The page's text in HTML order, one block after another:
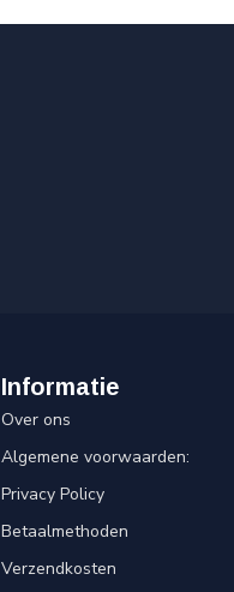
Informatie
Over ons
Algemene voorwaarden:
Privacy Policy
Betaalmethoden
Verzendkosten